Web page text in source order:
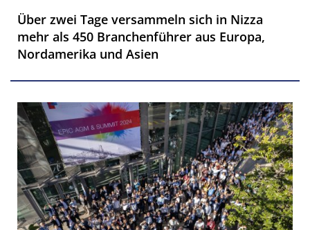
Über zwei Tage versammeln sich in Nizza
mehr als 450 Branchenführer aus Europa,
Nordamerika und Asien